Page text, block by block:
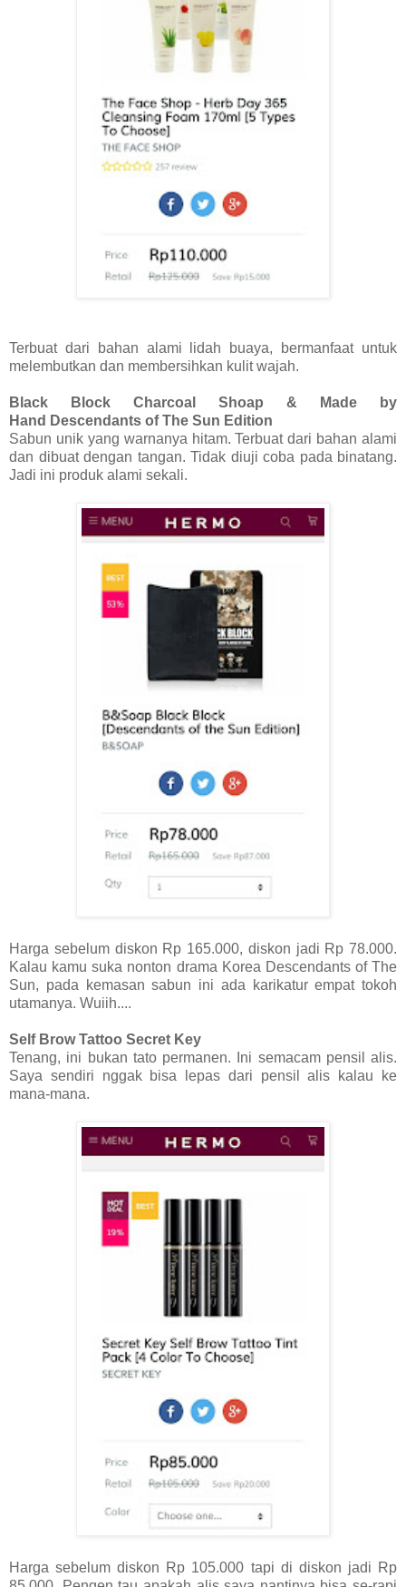
Terbuat dari bahan alami lidah buaya, bermanfaat untuk
melembutkan dan membersihkan kulit wajah.
Black Block Charcoal Shoap & Made by
Hand Descendants of The Sun Edition
Sabun unik yang warnanya hitam. Terbuat dari bahan alami
dan dibuat dengan tangan. Tidak diuji coba pada binatang.
Jadi ini produk alami sekali.
Harga sebelum diskon Rp 165.000, diskon jadi Rp 78.000.
Kalau kamu suka nonton drama Korea Descendants of The
Sun, pada kemasan sabun ini ada karikatur empat tokoh
utamanya. Wuiih....
Self Brow Tattoo Secret Key
Tenang, ini bukan tato permanen. Ini semacam pensil alis.
Saya sendiri nggak bisa lepas dari pensil alis kalau ke
mana-mana.
Harga sebelum diskon Rp 105.000 tapi di diskon jadi Rp